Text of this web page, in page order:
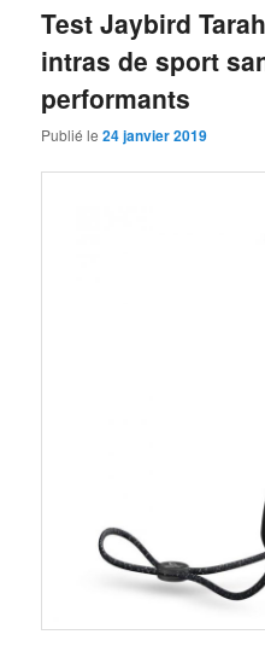
Test Jaybird
intras de sport
performants
Publié le24 janvier 2019